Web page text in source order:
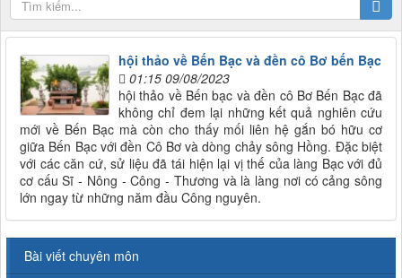
hội thảo về Bến Bạc và đền cô Bơ bến Bạc
01:15 09/08/2023
hội thảo về Bến bạc và đền cô Bơ Bến Bạc đã
không chỉ đem lại những kết quả nghiên cứu
mới về Bến Bạc mà còn cho thấy mối liên hệ gắn bó hữu cơ
giữa Bến Bạc với đền Cô Bơ và dòng chảy sông Hồng. Đặc biệt
với các căn cứ, sử liệu đã tái hiện lại vị thế của làng Bạc với đủ
cơ cấu Sĩ - Nông - Công - Thương và là làng nơi có cảng sông
lớn ngay từ những năm đầu Công nguyên.
Bài viết chuyên môn